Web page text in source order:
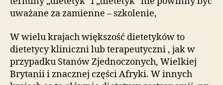
uważane za zamienne – szkolenie,
W wielu krajach większość dietetyków to
dietetycy kliniczni lub terapeutyczni , jak w
przypadku Stanów Zjednoczonych, Wielkiej
Brytanii i znacznej części Afryki. W innych